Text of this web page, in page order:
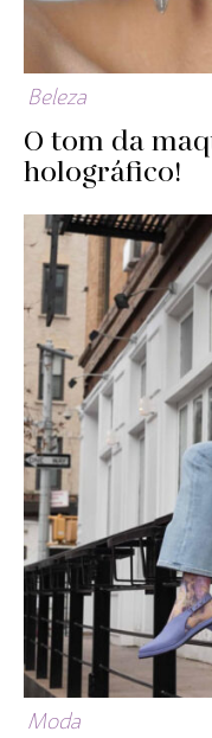
Beleza
O tom da
holográfico!
Moda